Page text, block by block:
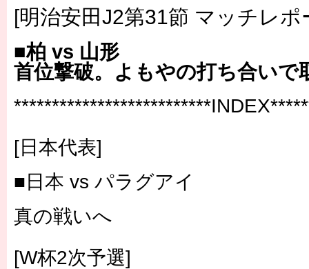
[明治安田J2第31節 マッチレポ
■柏 vs 山形
首位撃破。よもやの打ち合いで
[日本代表]
■日本 vs パラグアイ
真の戦いへ
[W杯2次予選]